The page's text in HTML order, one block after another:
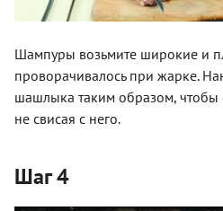
Шампуры возьмите широкие и
проворачивалось при жарке.
шашлыка таким образом,
не свисая с него.
Шаг 4